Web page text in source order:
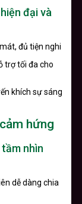
đại và
đủ tiện nghi
trợ tối đa cho
khích sự sáng
hứng
nhìn
dễ dàng chia